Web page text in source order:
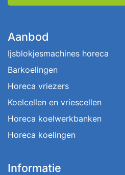
Aanbod
Ijsblokjesmachines horeca
Barkoelingen
Horeca vriezers
Koelcellen en vriescellen
Horeca koelwerkbanken
Horeca koelingen
Informatie